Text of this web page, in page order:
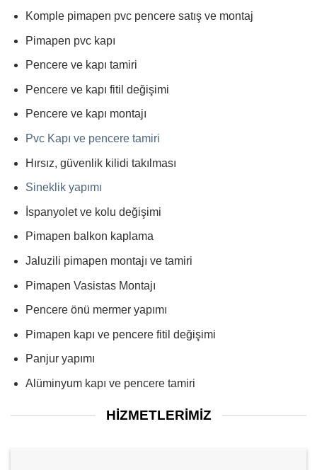
Komple pimapen pvc pencere satış ve montaj
Pimapen pvc kapı
Pencere ve kapı tamiri
Pencere ve kapı fitil değişimi
Pencere ve kapı montajı
Pvc Kapı ve pencere tamiri
Hırsız, güvenlik kilidi takılması
Sineklik yapımı
İspanyolet ve kolu değişimi
Pimapen balkon kaplama
Jaluzili pimapen montajı ve tamiri
Pimapen Vasistas Montajı
Pencere önü mermer yapımı
Pimapen kapı ve pencere fitil değişimi
Panjur yapımı
Alüminyum kapı ve pencere tamiri
HIZMETLERIMIZ